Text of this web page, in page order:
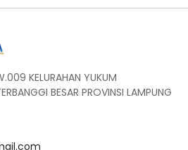
KELURAHAN YUKUM
BESAR PROVINSI LAMPUNG